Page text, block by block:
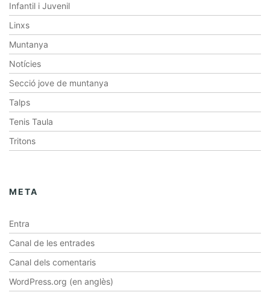
Infantil i Juvenil
Linxs
Muntanya
Notícies
Secció jove de muntanya
Talps
Tenis Taula
Tritons
META
Entra
Canal de les entrades
Canal dels comentaris
WordPress.org (en anglès)